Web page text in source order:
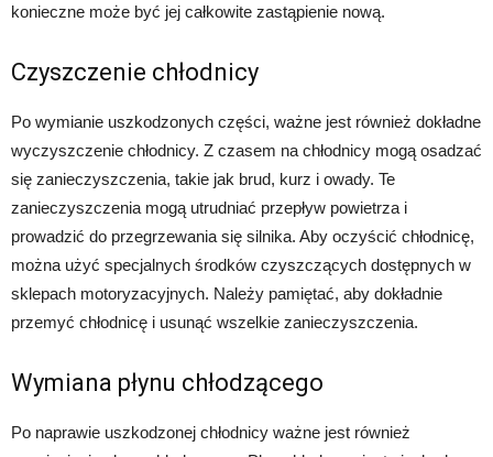
konieczne może być jej całkowite zastąpienie nową.
Czyszczenie chłodnicy
Po wymianie uszkodzonych części, ważne jest również dokładne
wyczyszczenie chłodnicy. Z czasem na chłodnicy mogą osadzać
się zanieczyszczenia, takie jak brud, kurz i owady. Te
zanieczyszczenia mogą utrudniać przepływ powietrza i
prowadzić do przegrzewania się silnika. Aby oczyścić chłodnicę,
można użyć specjalnych środków czyszczących dostępnych w
sklepach motoryzacyjnych. Należy pamiętać, aby dokładnie
przemyć chłodnicę i usunąć wszelkie zanieczyszczenia.
Wymiana płynu chłodzącego
Po naprawie uszkodzonej chłodnicy ważne jest również